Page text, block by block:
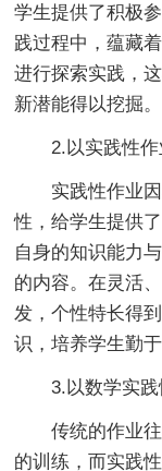
学生提供了积极
践过程中，蕴藏
进行探索实践，
新潜能得以挖掘。
2.以实践性作
实践性作业因
性，给学生提供
自身的知识能力
的内容。在灵活
发，个性特长得
识，培养学生勤
3.以数学实践
传统的作业往
的训练，而实践